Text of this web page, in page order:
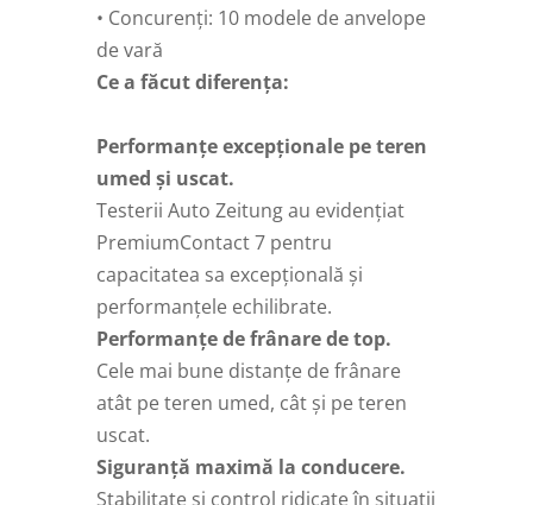
• Concurenți: 10 modele de anvelope
de vară
Ce a făcut diferența:
Performanțe excepționale pe teren
umed și uscat.
Testerii Auto Zeitung au evidențiat
PremiumContact 7 pentru
capacitatea sa excepțională și
performanțele echilibrate.
Performanțe de frânare de top.
Cele mai bune distanțe de frânare
atât pe teren umed, cât și pe teren
uscat.
Siguranță maximă la conducere.
Stabilitate și control ridicate în situații